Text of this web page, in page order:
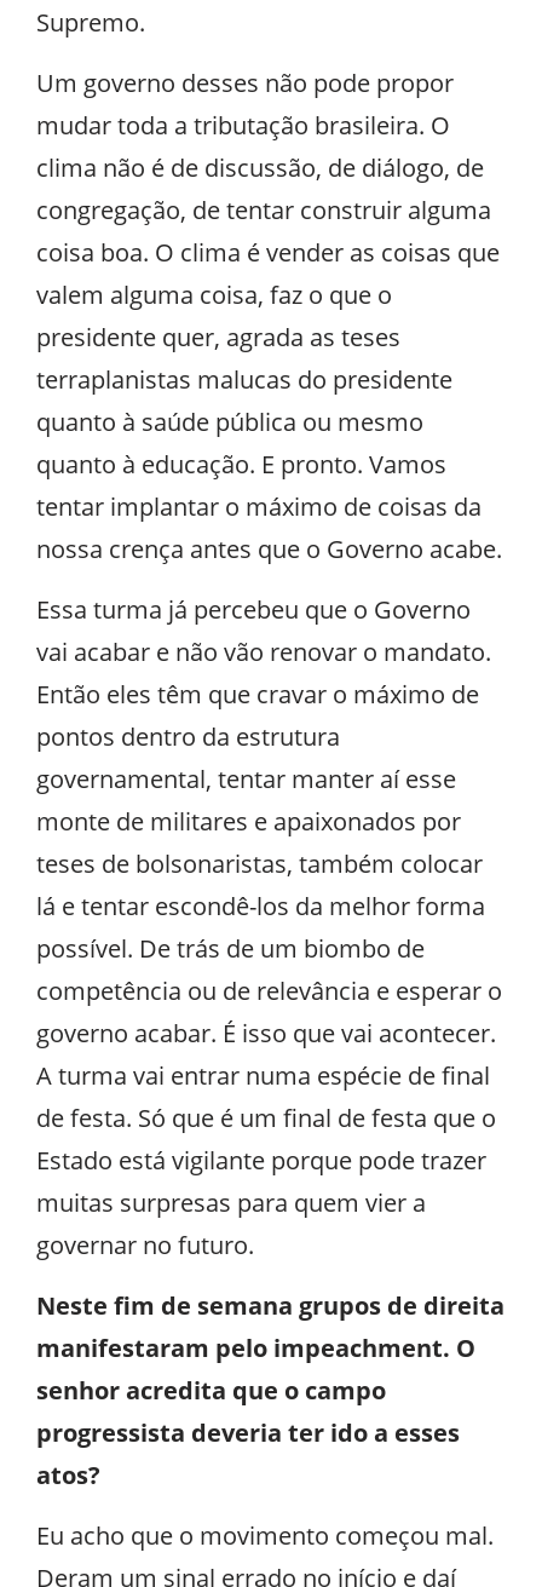
Supremo.
Um governo desses não pode propor
mudar toda a tributação brasileira. O
clima não é de discussão, de diálogo, de
congregação, de tentar construir alguma
coisa boa. O clima é vender as coisas que
valem alguma coisa, faz o que o
presidente quer, agrada as teses
terraplanistas malucas do presidente
quanto à saúde pública ou mesmo
quanto à educação. E pronto. Vamos
tentar implantar o máximo de coisas da
nossa crença antes que o Governo acabe.
Essa turma já percebeu que o Governo
vai acabar e não vão renovar o mandato.
Então eles têm que cravar o máximo de
pontos dentro da estrutura
governamental, tentar manter aí esse
monte de militares e apaixonados por
teses de bolsonaristas, também colocar
lá e tentar escondê-los da melhor forma
possível. De trás de um biombo de
competência ou de relevância e esperar o
governo acabar. É isso que vai acontecer.
A turma vai entrar numa espécie de final
de festa. Só que é um final de festa que o
Estado está vigilante porque pode trazer
muitas surpresas para quem vier a
governar no futuro.
Neste fim de semana grupos de direita
manifestaram pelo impeachment. O
senhor acredita que o campo
progressista deveria ter ido a esses
atos?
Eu acho que o movimento começou mal.
Deram um sinal errado no início e daí